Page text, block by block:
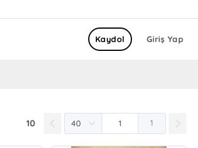
Giriş Yap
Kaydol
10 1